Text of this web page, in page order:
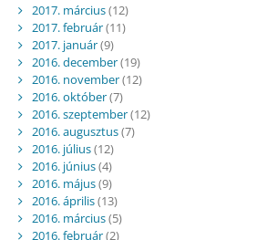
2017. március(12)
2017. február(11)
2017. január(9)
2016. december(19)
2016. november(12)
2016. október(7)
2016. szeptember(12)
2016. augusztus(7)
2016. július(12)
2016. június(4)
2016. május(9)
2016. április(13)
2016. március(5)
2016. február(2)